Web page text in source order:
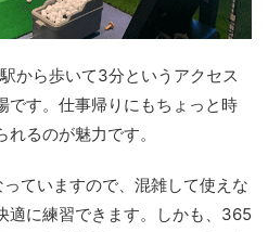
から歩いて3分というアクセス
です。仕事帰りにもちょっと時
るのが魅力です。
ていますので、混雑して使えな
適に練習できます。しかも、365